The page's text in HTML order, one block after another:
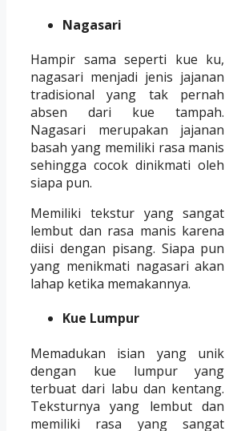
Nagasari
Hampir sama seperti kue ku,
nagasari menjadi jenis jajanan
tradisional yang tak pernah
absen dari kue tampah.
Nagasari merupakan jajanan
basah yang memiliki rasa manis
sehingga cocok dinikmati oleh
siapa pun.
Memiliki tekstur yang sangat
lembut dan rasa manis karena
diisi dengan pisang. Siapa pun
yang menikmati nagasari akan
lahap ketika memakannya.
Kue Lumpur
Memadukan isian yang unik
dengan kue lumpur yang
terbuat dari labu dan kentang.
Teksturnya yang lembut dan
memiliki rasa yang sangat